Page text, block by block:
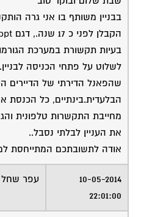
בבניין משותף בו אני גרה
בעיות תקשורת במערכת
לשלוט על פתחי הכניסה
שהפאנל הדירתי של הדיירים
הבלעדית.בינתיים, כל הכנסת
מחייבת התקשרות טלפונית
את העניין לבלתי נסבל..
אודה לתשובתכם המתייחסת
10-05-2014
22:01:00
עפר שחל